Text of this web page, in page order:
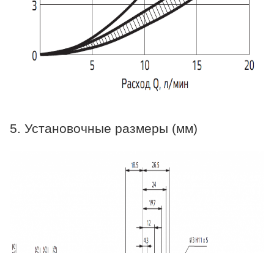
5. Установочные размеры (мм)